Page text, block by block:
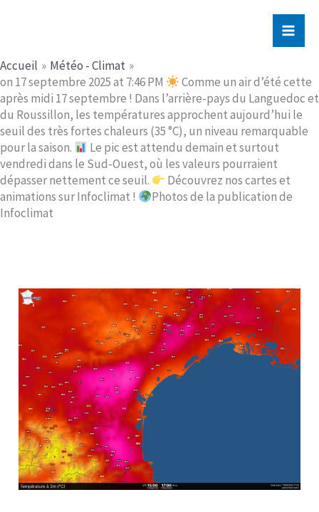
Accueil
Météo - Climat
on 17 septembre 2025 at 7:46 PM
Comme un air d’été cette
après midi 17 septembre ! Dans l’arrière-pays du Languedoc et
du Roussillon, les températures approchent aujourd’hui le
seuil des très fortes chaleurs (35 °C), un niveau remarquable
pour la saison.
Le pic est attendu demain et surtout
vendredi dans le Sud-Ouest, où les valeurs pourraient
dépasser nettement ce seuil.
Découvrez nos cartes et
animations sur Infoclimat !
Photos de la publication de
Infoclimat